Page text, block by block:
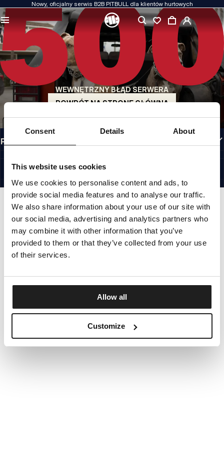
Consent Details About
This website uses cookies
We use cookies to personalise content and ads, to
provide social media features and to analyse our traffic.
We also share information about your use of our site with
our social media, advertising and analytics partners who
may combine it with other information that you’ve
provided to them or that they’ve collected from your use
of their services.
Allow all
Customize
Nowy, oficjalny serwis B2B PITBULL dla klientów hurtowych
WEWNĘTRZNY BŁĄD SERWERA
POWRÓT NA STRONĘ GŁÓWNĄ
JAKOŚĆ TO DLA NAS PRIORYTET
Naszą odzież produkujemy z pasją. Nie idziemy na kompromis w kwestiach
wytrzymałości, długowieczności materiałów i dbałości o detal.
US ORIGIN
Nasze korzenie sięgają San Diego z początku lat 90-tych XX wieku. Nasz styl jest
surowy, autentyczny i bezkompromisowy.
MARKA Z CHARAKTEREM
Nasze kolekcje wybierają sportowcy, fighterzy i uparci indywidualiści.
INFORMACJE
PRZYDATNE LINKI
©1997 - 2026 PITBULL SP. Z O.O. ALL RIGHTS RESERVED.
SITE CREDITS
IDŹ DO GÓRY